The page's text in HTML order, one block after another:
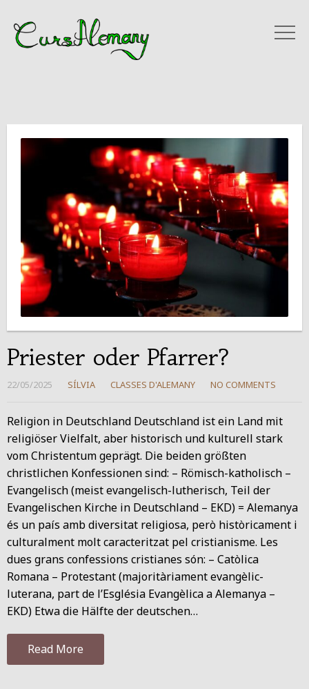
Priester oder Pfarrer?
22/05/2025 SÍLVIA CLASSES D'ALEMANY NO COMMENTS
Religion in Deutschland Deutschland ist ein Land mit
religiöser Vielfalt, aber historisch und kulturell stark
vom Christentum geprägt. Die beiden größten
christlichen Konfessionen sind: – Römisch-katholisch –
Evangelisch (meist evangelisch-lutherisch, Teil der
Evangelischen Kirche in Deutschland – EKD) = Alemanya
és un país amb diversitat religiosa, però històricament i
culturalment molt caracteritzat pel cristianisme. Les
dues grans confessions cristianes són: – Catòlica
Romana – Protestant (majoritàriament evangèlic-
luterana, part de l’Església Evangèlica a Alemanya –
EKD) Etwa die Hälfte der deutschen…
Read More